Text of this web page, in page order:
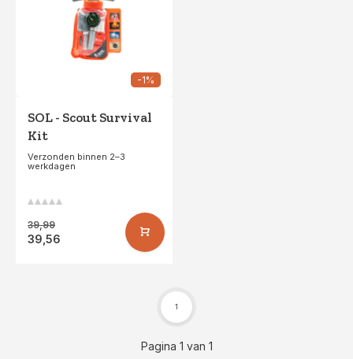
-1%
SOL - Scout Survival
Kit
Verzonden binnen 2–3
werkdagen
39,99
39,56
Pagina 1 van 1
1